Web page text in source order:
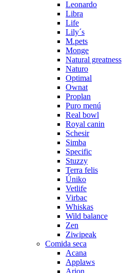
Leonardo
Libra
Life
Lily´s
M.pets
Monge
Natural greatness
Naturo
Optimal
Ownat
Proplan
Puro menú
Real bowl
Royal canin
Schesir
Simba
Specific
Stuzzy
Terra felis
Úniko
Vetlife
Virbac
Whiskas
Wild balance
Zen
Ziwipeak
Comida seca
Acana
Applaws
Arion